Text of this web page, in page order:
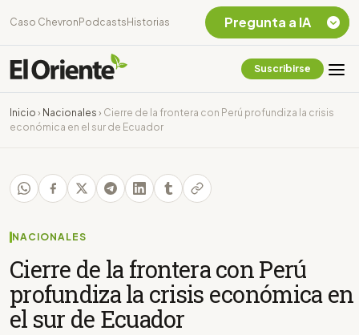
Caso Chevron Podcasts Historias
Suscribirse
Inicio › Nacionales › Cierre de la frontera con Perú profundiza la crisis
económica en el sur de Ecuador
NACIONALES
Cierre de la frontera con Perú
profundiza la crisis económica en
el sur de Ecuador
Pregunta a IA
Chevron Ecuador